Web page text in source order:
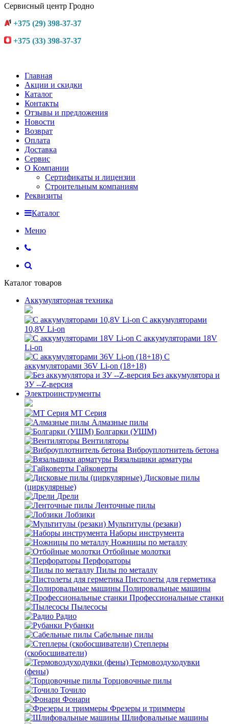
Сервисный центр Гродно
+375 (29) 398-37-37
+375 (33) 398-37-37
Главная
Акции и скидки
Каталог
Контакты
Отзывы и предложения
Новости
Возврат
Оплата
Доставка
Сервис
О Компании
Сертификаты и лицензии
Строительным компаниям
Реквизиты
Каталог
Меню
Каталог товаров
Аккумуляторная техника
С аккумуляторами
10,8V Li-on
С аккумуляторами 18V
Li-on
С
аккумуляторами 36V Li-on (18+18)
Без аккумулятора и
ЗУ --Z-версия
Электроинструменты
MT Серия
Алмазные пилы
Болгарки (УШМ)
Вентиляторы
Виброуплотнитель бетона
Вязальщики арматуры
Гайковерты
Дисковые пилы
(циркулярные)
Дрели
Ленточные пилы
Лобзики
Мультитулы (резаки)
Наборы инструмента
Ножницы по металлу
Отбойные молотки
Перфораторы
Пилы по металлу
Пистолеты для герметика
Полировальные машины
Профессиональные станки
Пылесосы
Радио
Рубанки
Сабельные пилы
Степлеры
(скобосшиватели)
Термовоздуходувки
(фены)
Торцовочные пилы
Точило
Фонари
Фрезеры и триммеры
Шлифовальные машины